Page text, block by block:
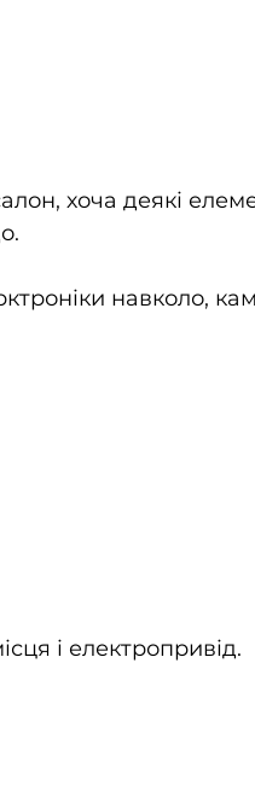
хоча деякі
навколо,
і електропривід.